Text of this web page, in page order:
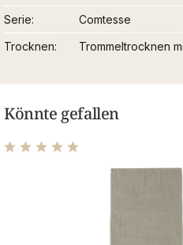
Serie
Comtesse
Trocknen
Trommeltrocknen
Könnte gefallen
Durchschnittliche Bewertung